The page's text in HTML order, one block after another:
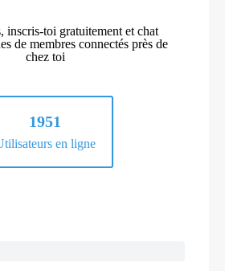
inscris-toi gratuitement et chat
de membres connectés près de
chez toi
1951
en ligne